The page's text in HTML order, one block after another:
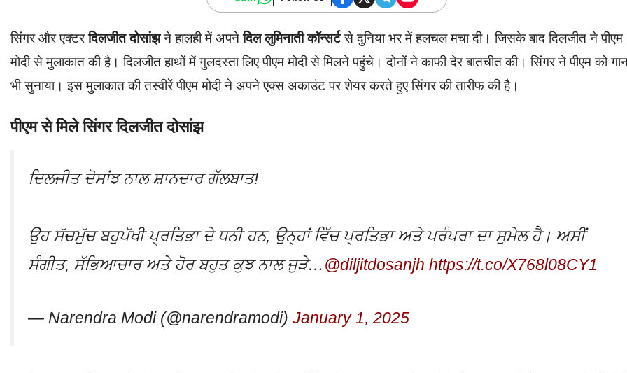
सिंगर और एक्टरदिलजीत दोसांझने हालही में अपनेदिल लुमिनाती कॉन्सर्टसे दुनिया भर में हलचल मचा दी। जिसके बाद दिलजीत ने पीएम
मोदी से मुलाकात की है। दिलजीत हाथों में गुलदस्ता लिए पीएम मोदी से मिलने पहुंचे। दोनों ने काफी देर बातचीत की। सिंगर ने पीएम को
भी सुनाया। इस मुलाकात की तस्वीरें पीएम मोदी ने अपने एक्स अकाउंट पर शेयर करते हुए सिंगर की तारीफ की है।
पीएम से मिले सिंगर दिलजीत दोसांझ
ਦਿਲਜੀਤ ਦੋਸਾਂਝ ਨਾਲ ਸ਼ਾਨਦਾਰ ਗੱਲਬਾਤ!
ਉਹ ਸੱਚਮੁੱਚ ਬਹੁਪੱਖੀ ਪ੍ਰਤਿਭਾ ਦੇ ਧਨੀ ਹਨ, ਉਨ੍ਹਾਂ ਵਿੱਚ ਪ੍ਰਤਿਭਾ ਅਤੇ ਪਰੰਪਰਾ ਦਾ ਸੁਮੇਲ ਹੈ। ਅਸੀਂ
ਸੰਗੀਤ, ਸੱਭਿਆਚਾਰ ਅਤੇ ਹੋਰ ਬਹੁਤ ਕੁਝ ਨਾਲ ਜੁੜੇ…@diljitdosanjh https://t.co/X768l08CY1
— Narendra Modi (@narendramodi) January 1, 2025